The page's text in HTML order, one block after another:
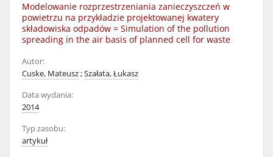
Modelowanie rozprzestrzeniania zanieczyszczeń w
powietrzu na przykładzie projektowanej kwatery
składowiska odpadów = Simulation of the pollution
spreading in the air basis of planned cell for waste
Autor:
Cuske, Mateusz;Szałata, Łukasz
Data wydania:
2014
Typ zasobu:
artykuł